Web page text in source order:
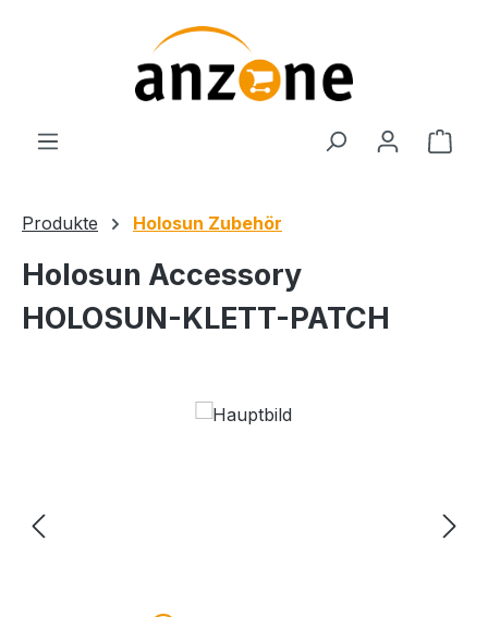
Zum Hauptinhalt springen
Produkte Holosun Zubehör
Holosun Accessory
HOLOSUN-KLETT-PATCH
Bildergalerie überspringen